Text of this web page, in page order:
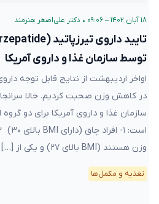
۱۸ آبان ۱۴۰۲ – ۰۹:۰۶ • دکتر علی‌اصغر هنرمند
توسط سازمان غذا و داروی آمریکا
در کاهش وزن صحبت کردیم. حالا
سازمان غذا و داروی آمریکا برای دو گروه
وزن هستند (BMI بالای ۲۷) و یکی از […]
تغذیه و مکمل‌ها